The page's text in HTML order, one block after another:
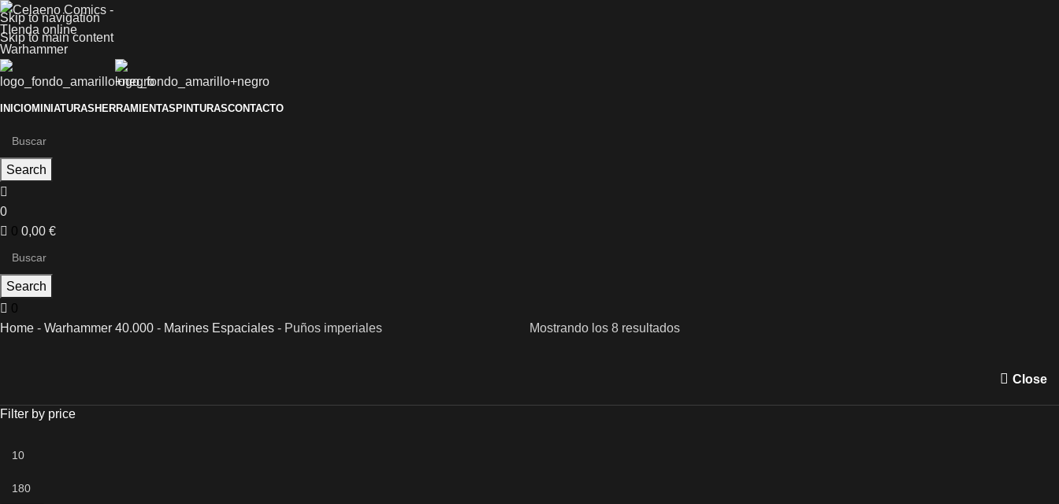
Skip to navigation
Skip to main content
INICIOMINIATURASHERRAMIENTASPINTURASCONTACTO
Search
0
0 0,00 €
Search
0
Home - Warhammer 40.000 - Marines Espaciales - Puños imperiales Mostrando los 8 resultados
Close
Filter by price